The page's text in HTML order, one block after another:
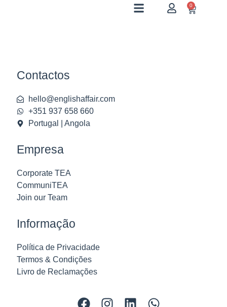
0
Contactos
hello@englishaffair.com
+351 937 658 660
Portugal | Angola
Empresa
Corporate TEA
CommuniTEA
Join our Team
Informação
Política de Privacidade
Termos & Condições
Livro de Reclamações